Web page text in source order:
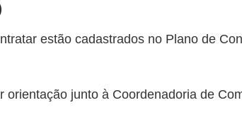
estão cadastrados no Plano de
junto à Coordenadoria de